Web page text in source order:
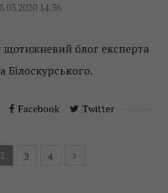
14:36
щотижневий блог експерта
Facebook Twitter
2 3 4